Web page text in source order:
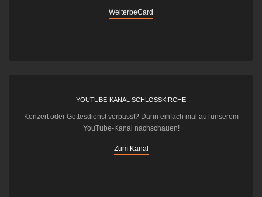
WelterbeCard
YOUTUBE-KANAL SCHLOSSKIRCHE
Konzert oder Gottesdienst verpasst? Dann einfach mal auf unserem
YouTube-Kanal nachschauen!
Zum Kanal